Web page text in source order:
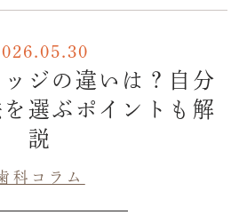
ジの違いは？自分
選ぶポイントも解
説
科コラム